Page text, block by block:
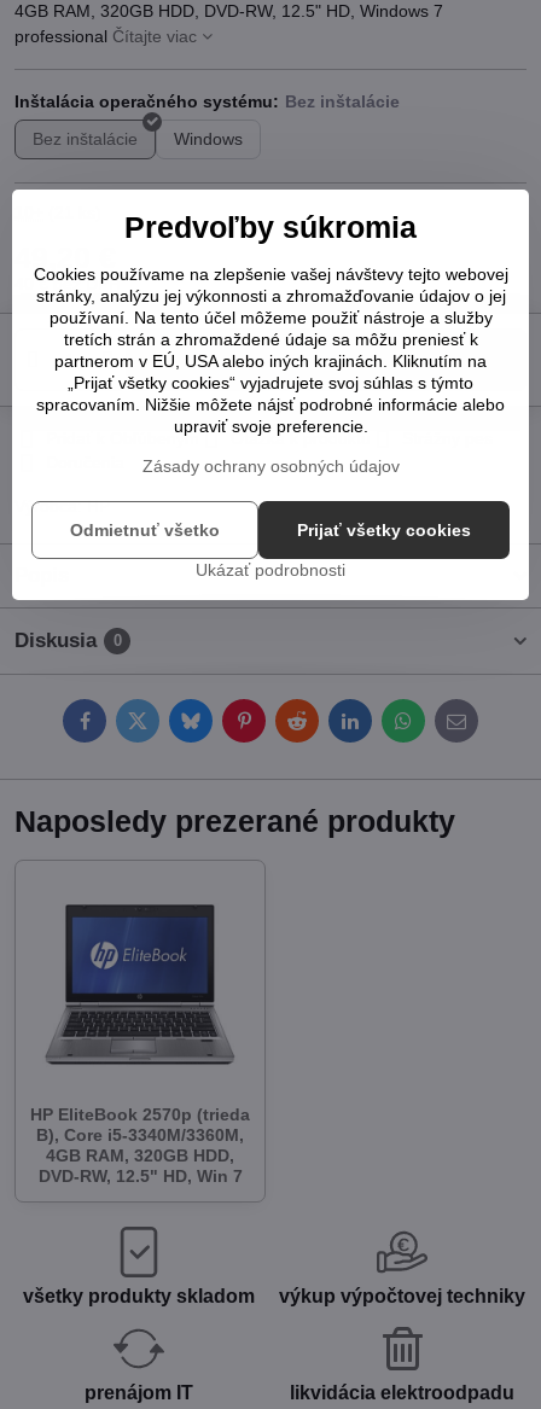
4GB RAM, 320GB HDD, DVD-RW, 12.5" HD, Windows 7
professional Čítajte viac
Inštalácia operačného systému:
Bez inštalácie
Windows
40 €bez DPH
Do košíka
Pridať k Obľúbeným Otázka k produktu
Výrobca:HP
Diskusia 0
FacebookTwitterBlueskyPinterestRedditLinkedInWhatsApp
E-
mail
Naposledy prezerané produkty
HP EliteBook 2570p (trieda
B), Core i5-3340M/3360M,
4GB RAM, 320GB HDD,
DVD-RW, 12.5" HD, Win 7
všetky produkty skladom výkup výpočtovej techniky
prenájom IT likvidácia elektroodpadu
Predvoľby súkromia
Cookies používame na zlepšenie vašej návštevy tejto webovej
stránky, analýzu jej výkonnosti a zhromažďovanie údajov o jej
používaní. Na tento účel môžeme použiť nástroje a služby
tretích strán a zhromaždené údaje sa môžu preniesť k
partnerom v EÚ, USA alebo iných krajinách. Kliknutím na
„Prijať všetky cookies“ vyjadrujete svoj súhlas s týmto
spracovaním. Nižšie môžete nájsť podrobné informácie alebo
upraviť svoje preferencie.
Zásady ochrany osobných údajov
Ukázať podrobnosti
Prijať všetky cookies
Odmietnuť všetko